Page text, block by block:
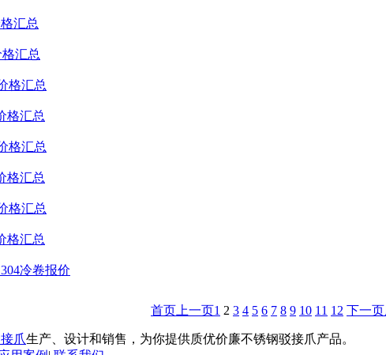
汇总
汇总
格汇总
格汇总
格汇总
格汇总
格汇总
格汇总
冷卷报价
首页 上一页1 2 3 4 5 6 7 8 9 10 11 12 下一页
爪生产、设计和销售，为你提供质优价廉不锈钢驳接爪产品。